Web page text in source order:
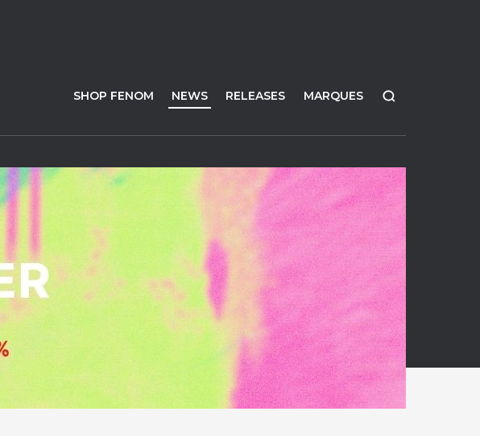
SHOP FENOM NEWS RELEASES MARQUES